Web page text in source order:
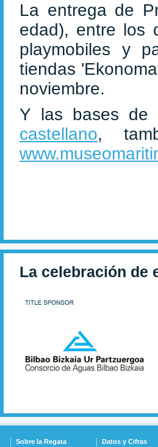
La entrega de
edad), entre los
playmobiles y
tiendas
noviembre.
Y las bases de
castellano,
La celebración de
Sobre la Regata
Datos y Cifras